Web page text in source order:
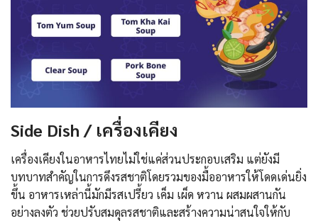
Side Dish / เครื่องเคียง
เครื่องเคียงในอาหารไทยไม่ใช่แค่ส่วนประกอบเสริม แต่ยังมี
บทบาทสำคัญในการดึงรสชาติโดยรวมของมื้ออาหารให้โดดเด่นยิ่ง
ขึ้น อาหารเหล่านี้มักมีรสเปรี้ยว เค็ม เผ็ด หวาน ผสมผสานกัน
อย่างลงตัว ช่วยปรับสมดุลรสชาติและสร้างความน่าสนใจให้กับ